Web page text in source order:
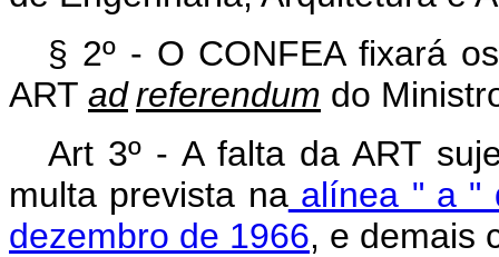
§ 2º - O CONFEA fixará
ART adreferendum do
Art 3º - A falta da ART
multa prevista naalínea " a "
dezembro de 1966, e demais